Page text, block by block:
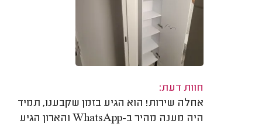
חוות דעת:
אחלה שירות! הוא הגיע בזמן שקבענו, תמיד
היה מענה מהיר ב-WhatsApp והארון הגיע